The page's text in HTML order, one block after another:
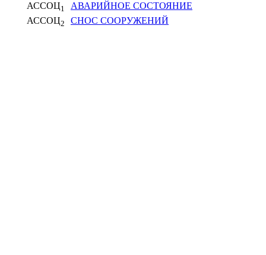
АССОЦ1
АВАРИЙНОЕ СОСТОЯНИЕ
АССОЦ2 СНОС СООРУЖЕНИЙ